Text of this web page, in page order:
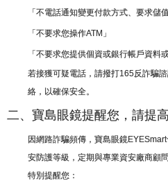
「不電話通知變更付款方式、要求儲值
「不要求您操作ATM」
「不要求您提供個資或銀行帳戶資料
若接獲可疑電話，請撥打165反詐騙
絡，以確保安全。
二、寶島眼鏡提醒您，請提
因網路詐騙頻傳，寶島眼鏡
安防護等級，定期與專業資安廠商顧
特別提醒您：